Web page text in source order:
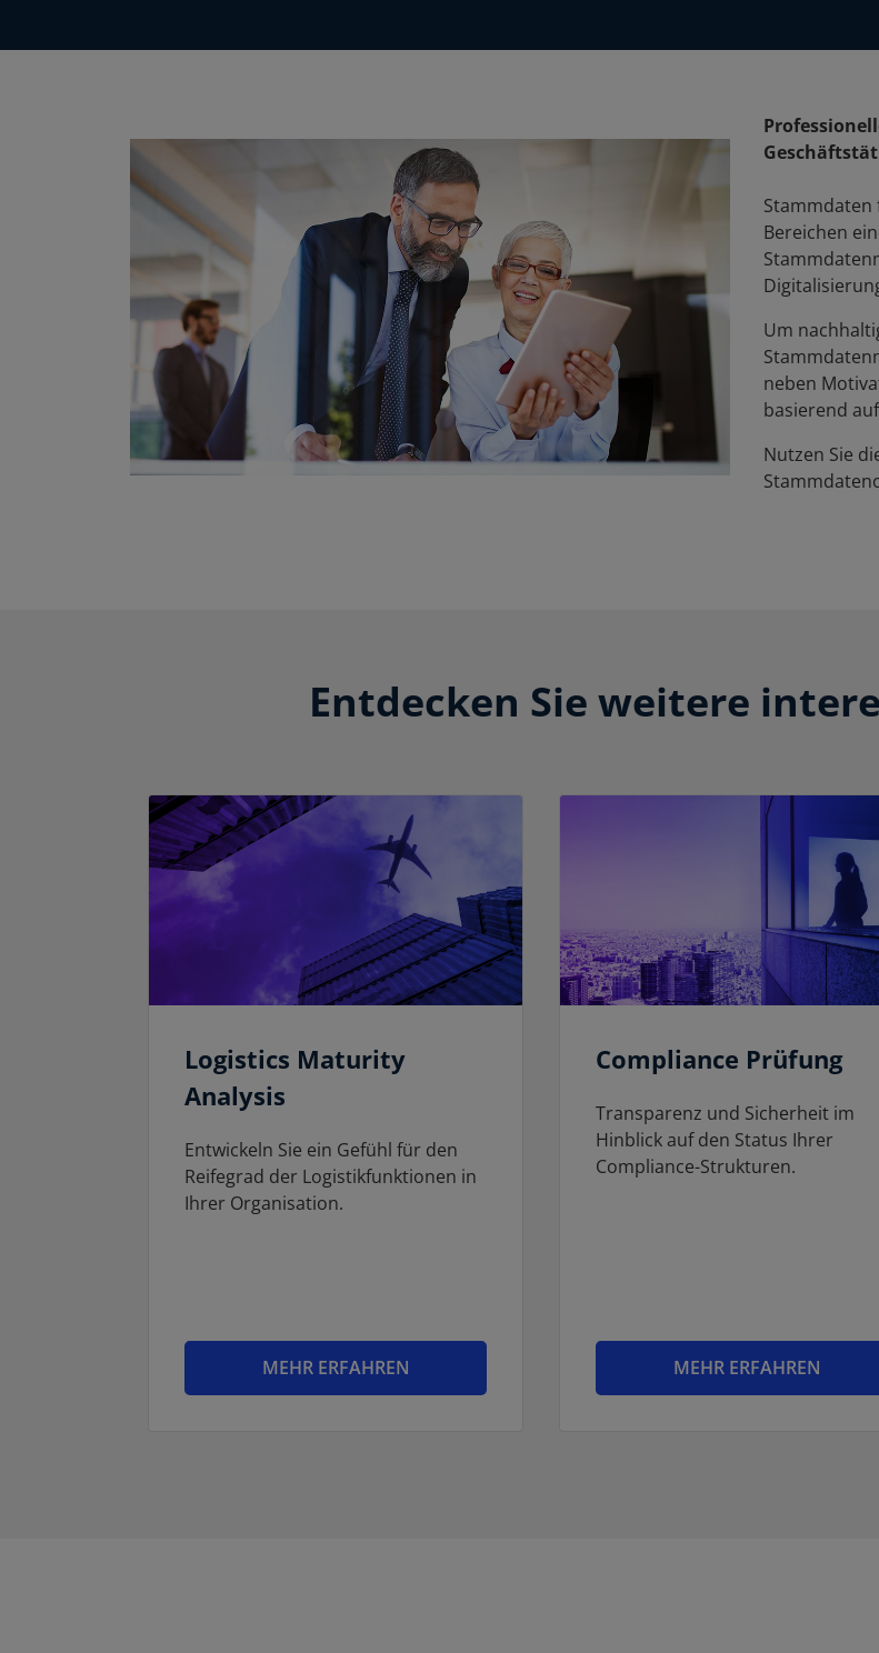
Stammdaten
Bereichen
Um
neben
basierend
Nutzen Sie
Entdecken Sie weitere
Logistics Maturity
Analysis
Entwickeln Sie ein Gefühl für den
Reifegrad der Logistikfunktionen in
Ihrer Organisation.
MEHR ERFAHREN
Compliance Prüfung
Transparenz und Sicherheit im
Hinblick auf den Status Ihrer
Compliance-Strukturen.
MEHR ERFAHREN